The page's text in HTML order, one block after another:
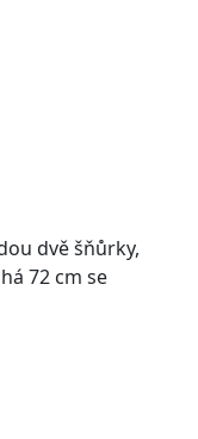
dvě šňůrky,
72 cm se